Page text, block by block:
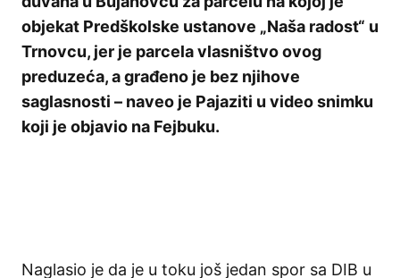
objekat Predškolske ustanove „Naša radost“ u
Trnovcu, jer je parcela vlasništvo ovog
preduzeća, a građeno je bez njihove
saglasnosti – naveo je Pajaziti u video snimku
koji je objavio na Fejbuku.
Naglasio je da je u toku još jedan spor sa DIB u